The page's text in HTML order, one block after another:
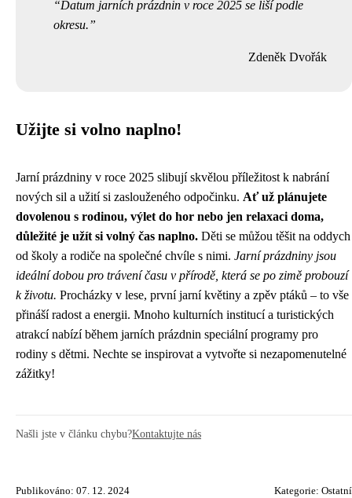
Datum jarních prázdnin v roce 2025 se liší podle
okresu.
Zdeněk Dvořák
Užijte si volno naplno!
Jarní prázdniny v roce 2025 slibují skvělou příležitost k nabrání
nových sil a užití si zaslouženého odpočinku. Ať už plánujete
dovolenou s rodinou, výlet do hor nebo jen relaxaci doma,
důležité je užít si volný čas naplno. Děti se můžou těšit na oddych
od školy a rodiče na společné chvíle s nimi. Jarní prázdniny jsou
ideální dobou pro trávení času v přírodě, která se po zimě probouzí
k životu. Procházky v lese, první jarní květiny a zpěv ptáků – to vše
přináší radost a energii. Mnoho kulturních institucí a turistických
atrakcí nabízí během jarních prázdnin speciální programy pro
rodiny s dětmi. Nechte se inspirovat a vytvořte si nezapomenutelné
zážitky!
Našli jste v článku chybu?Kontaktujte nás
Publikováno: 07. 12. 2024 Kategorie: Ostatní